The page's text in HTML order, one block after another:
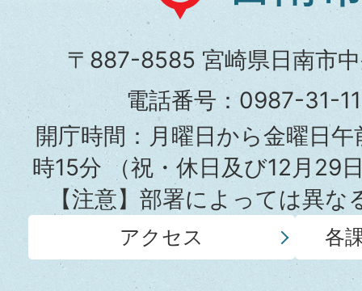
南
市
役
所
〒887-8585 宮崎県日南市
電話番号：0987-31-
開庁時間：月曜日から金曜日
時15分（祝・休日及び12月29
【注意】部署によっては異
アクセス 各